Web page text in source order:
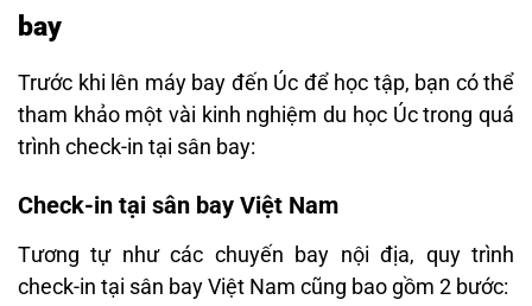
bay
Trước khi lên máy bay đến Úc để học tập, bạn có thể
tham khảo một vài kinh nghiệm du học Úc trong quá
trình check-in tại sân bay:
Check-in tại sân bay Việt Nam
Tương tự như các chuyến bay nội địa, quy trình
check-in tại sân bay Việt Nam cũng bao gồm 2 bước: